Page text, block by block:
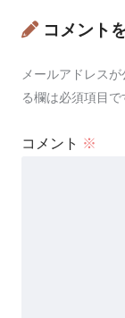
コメント
メールアドレス
る欄は必須項目で
コメント ※